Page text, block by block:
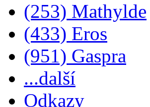
(253) Mathylde
(433) Eros
(951) Gaspra
...další
Odkazy